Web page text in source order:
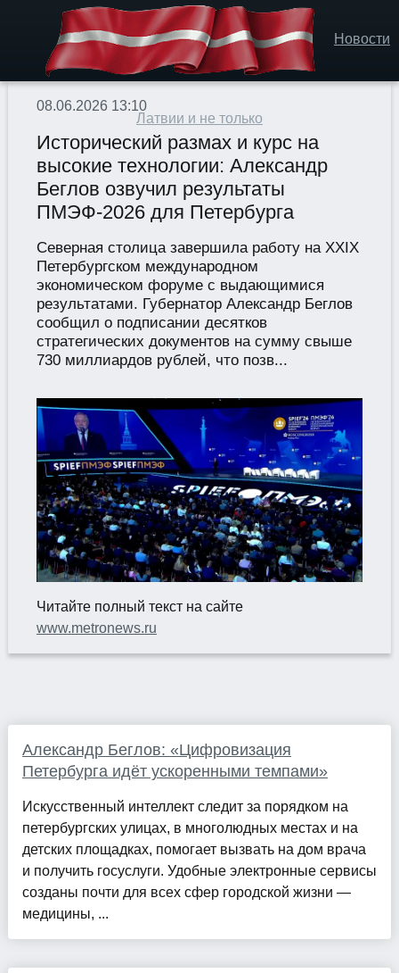
Новости
Латвии и не только
08.06.2026 13:10
Исторический размах и курс на
высокие технологии: Александр
Беглов озвучил результаты
ПМЭФ-2026 для Петербурга
Северная столица завершила работу на XXIX
Петербургском международном
экономическом форуме с выдающимися
результатами. Губернатор Александр Беглов
сообщил о подписании десятков
стратегических документов на сумму свыше
730 миллиардов рублей, что позв...
Читайте полный текст на сайте
www.metronews.ru
Александр Беглов: «Цифровизация
Петербурга идёт ускоренными темпами»
Искусственный интеллект следит за порядком на
петербургских улицах, в многолюдных местах и на
детских площадках, помогает вызвать на дом врача
и получить госуслуги. Удобные электронные сервисы
созданы почти для всех сфер городской жизни —
медицины, ...